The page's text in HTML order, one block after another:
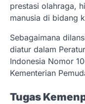
prestasi olahraga,
manusia di bidang
Sebagaimana
diatur dalam
Indonesia Nomor
Kementerian
Tugas